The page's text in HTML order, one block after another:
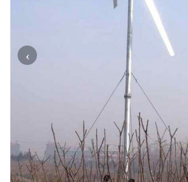
‹